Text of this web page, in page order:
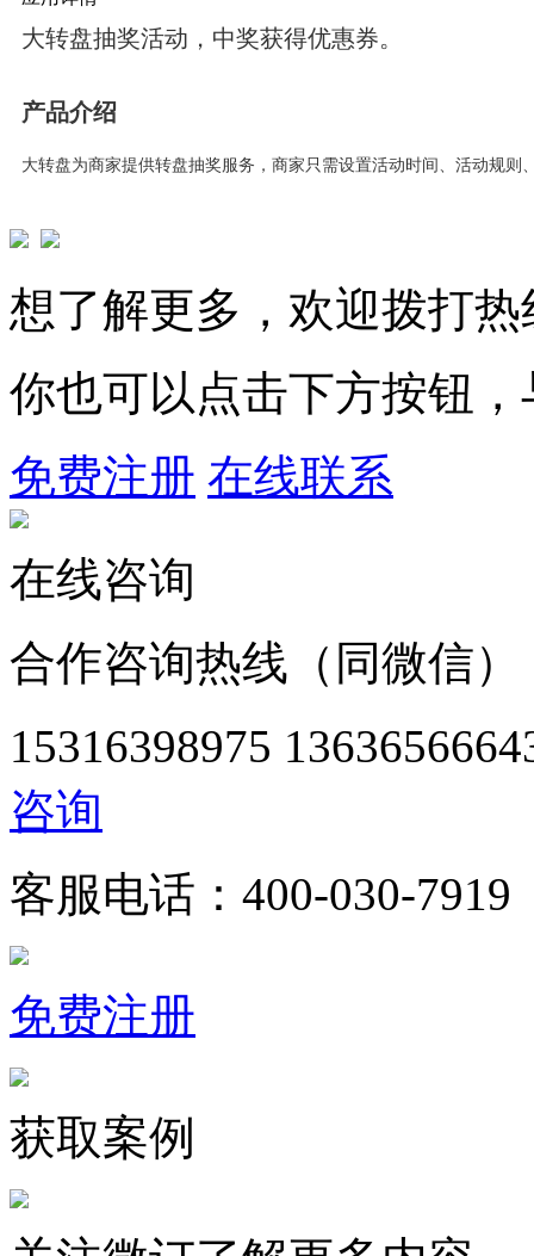
大转盘抽奖活动，中奖获得优惠券。
产品介绍
大转盘为商家提供转盘抽奖服务，商家只需设置活动时间、活动规
想了解更多，欢迎拨打
你也可以点击下方按钮
免费注册 在线联系
在线咨询
合作咨询热线（同微信）
15316398975
咨询
客服电话：400-030-7919
免费注册
获取案例